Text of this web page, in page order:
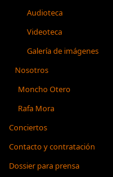
Audioteca
Videoteca
Galería de imágenes
Nosotros
Moncho Otero
Rafa Mora
Conciertos
Contacto y contratación
Dossier para prensa